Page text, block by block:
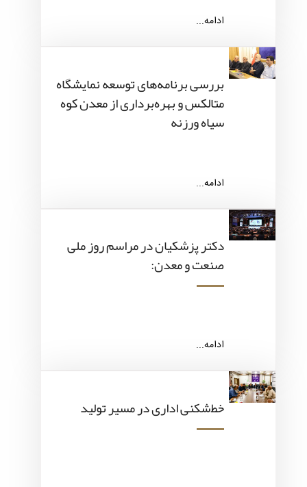
ادامه...
بررسی برنامه‌های توسعه نمایشگاه
متالکس و بهره‌برداری از معدن کوه
سیاه ورزنه
ادامه...
دکتر پزشکیان در مراسم روز ملی
صنعت و معدن:
ادامه...
خط‌شکنی اداری در مسیر تولید